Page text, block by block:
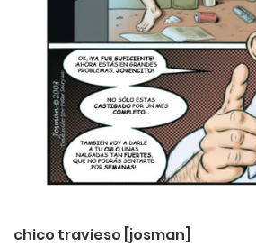
chico travieso [josman]